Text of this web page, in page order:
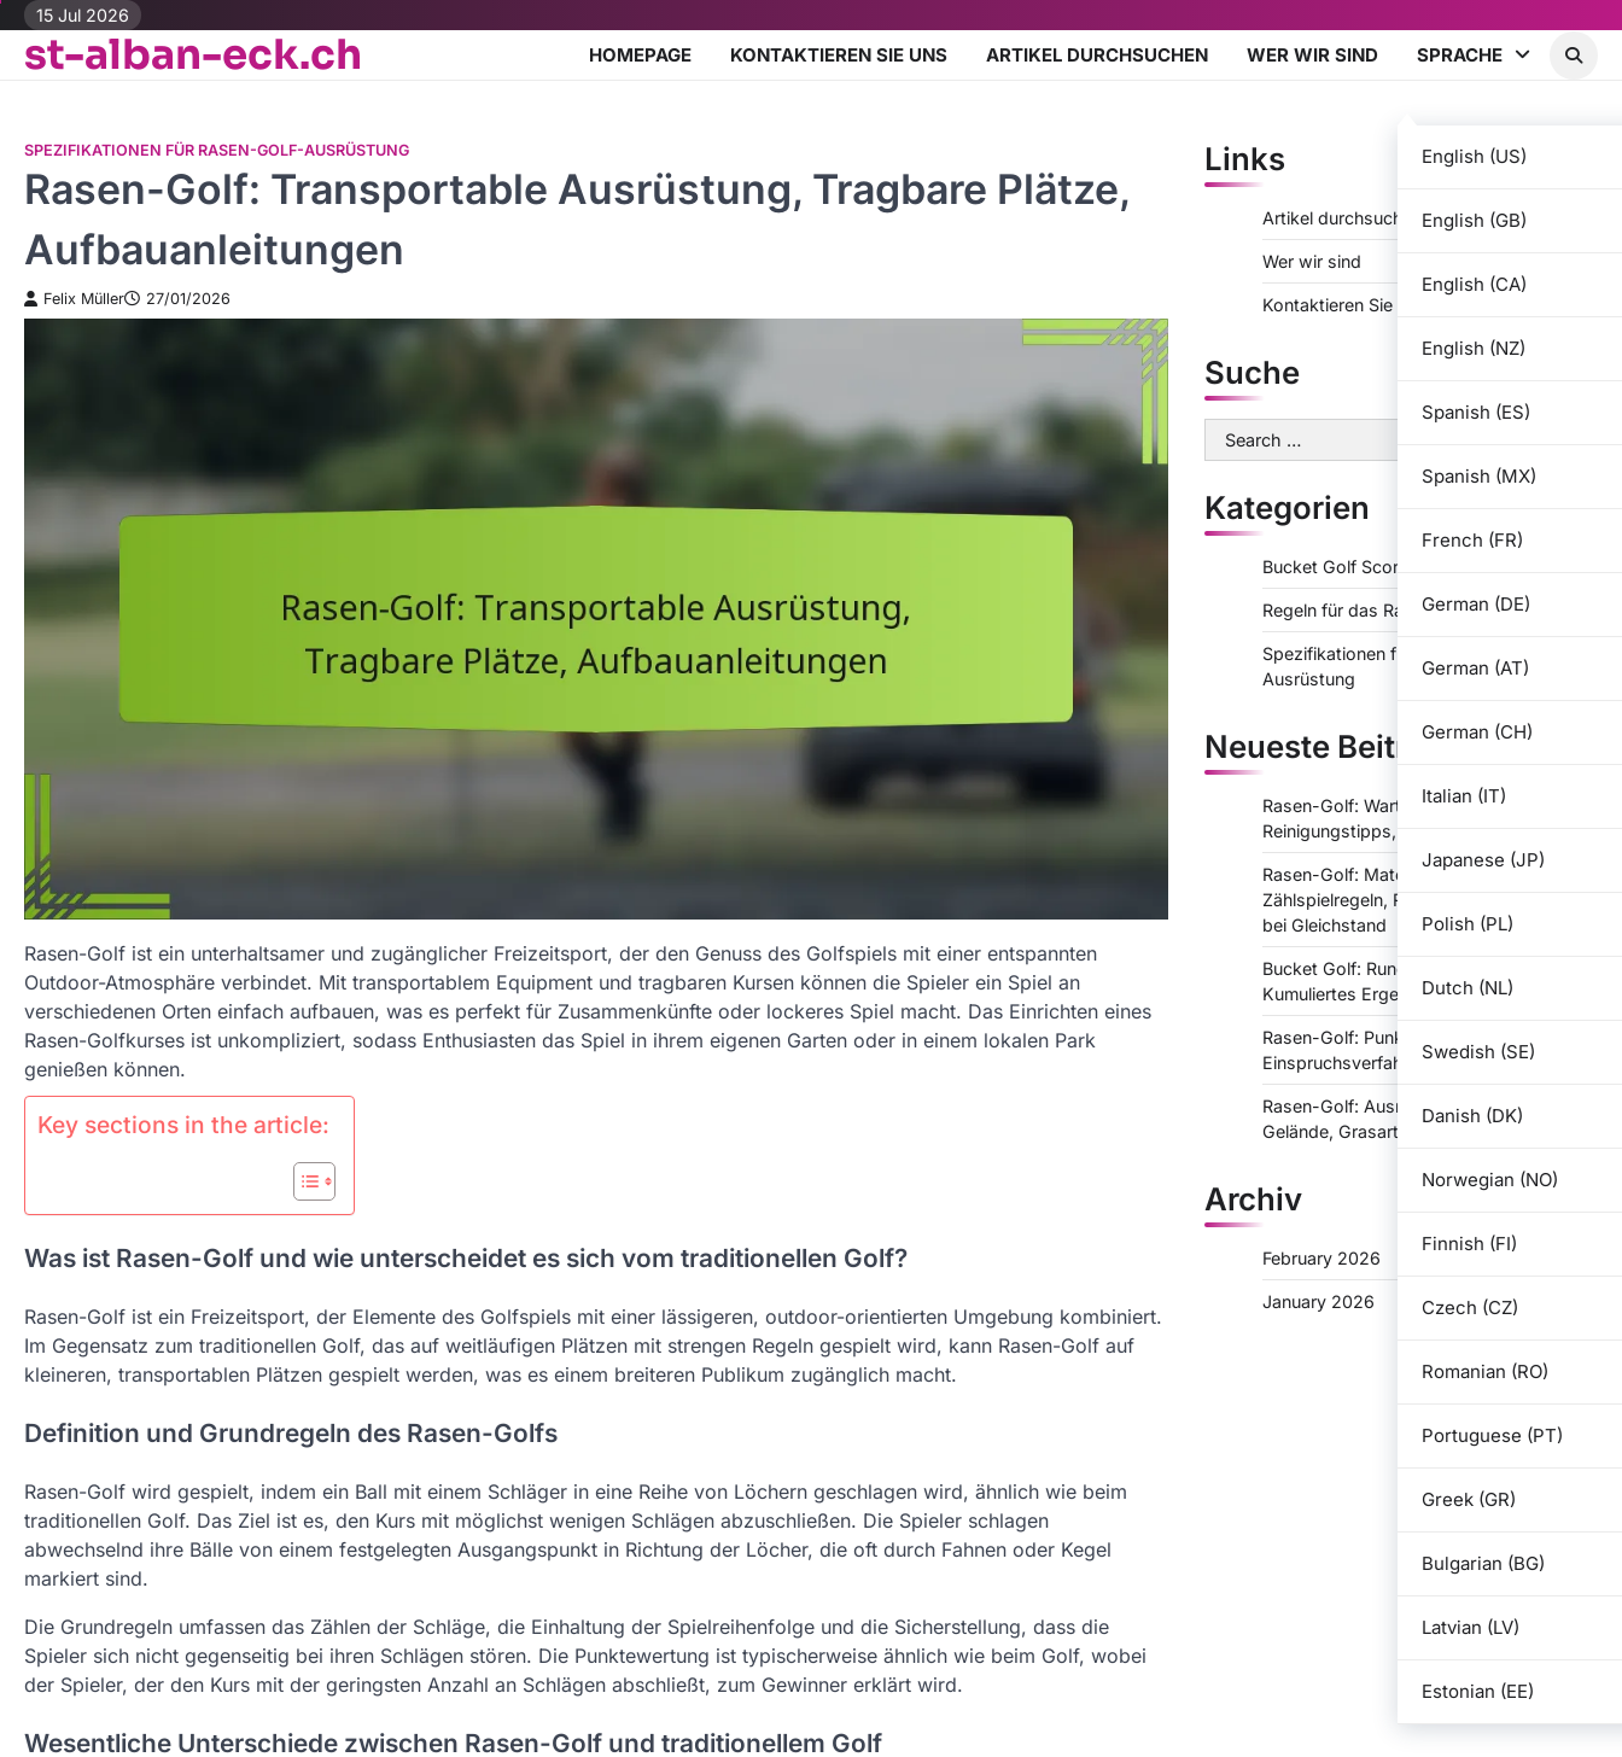
Skip
content
15 Jul 2026
st-alban-eck.ch HOMEPAGE KONTAKTIEREN SIE UNS ARTIKEL DURCHSUCHEN WER WIR SIND SPRACHE
English (US)
English (GB)
English (CA)
English (NZ)
Spanish (ES)
Spanish (MX)
French (FR)
German (DE)
German (AT)
German (CH)
Italian (IT)
Japanese (JP)
Polish (PL)
Dutch (NL)
Swedish (SE)
Danish (DK)
Norwegian (NO)
Finnish (FI)
Czech (CZ)
Romanian (RO)
Portuguese (PT)
Greek (GR)
Bulgarian (BG)
Latvian (LV)
Estonian (EE)
SPEZIFIKATIONEN FÜR RASEN-GOLF-AUSRÜSTUNG
Rasen-Golf: Transportable Ausrüstung, Tragbare Plätze,
Aufbauanleitungen
Felix Müller 27/01/2026
Rasen-Golf ist ein unterhaltsamer und zugänglicher Freizeitsport, der den Genuss des Golfspiels mit einer entspannten
Outdoor-Atmosphäre verbindet. Mit transportablem Equipment und tragbaren Kursen können die Spieler ein Spiel an
verschiedenen Orten einfach aufbauen, was es perfekt für Zusammenkünfte oder lockeres Spiel macht. Das Einrichten eines
Rasen-Golfkurses ist unkompliziert, sodass Enthusiasten das Spiel in ihrem eigenen Garten oder in einem lokalen Park
genießen können.
Key sections in the article:
Was ist Rasen-Golf und wie unterscheidet es sich vom traditionellen Golf?
Rasen-Golf ist ein Freizeitsport, der Elemente des Golfspiels mit einer lässigeren, outdoor-orientierten Umgebung kombiniert.
Im Gegensatz zum traditionellen Golf, das auf weitläufigen Plätzen mit strengen Regeln gespielt wird, kann Rasen-Golf auf
kleineren, transportablen Plätzen gespielt werden, was es einem breiteren Publikum zugänglich macht.
Definition und Grundregeln des Rasen-Golfs
Rasen-Golf wird gespielt, indem ein Ball mit einem Schläger in eine Reihe von Löchern geschlagen wird, ähnlich wie beim
traditionellen Golf. Das Ziel ist es, den Kurs mit möglichst wenigen Schlägen abzuschließen. Die Spieler schlagen
abwechselnd ihre Bälle von einem festgelegten Ausgangspunkt in Richtung der Löcher, die oft durch Fahnen oder Kegel
markiert sind.
Die Grundregeln umfassen das Zählen der Schläge, die Einhaltung der Spielreihenfolge und die Sicherstellung, dass die
Spieler sich nicht gegenseitig bei ihren Schlägen stören. Die Punktewertung ist typischerweise ähnlich wie beim Golf, wobei
der Spieler, der den Kurs mit der geringsten Anzahl an Schlägen abschließt, zum Gewinner erklärt wird.
Wesentliche Unterschiede zwischen Rasen-Golf und traditionellem Golf
Links
Artikel durchsuchen
Wer wir sind
Kontaktieren Sie uns
Suche
Search
for:
Kategorien
Bucket Golf Scoring Systeme
Regeln für das Rasengolfspiel
Spezifikationen für Rasen-Golf-
Ausrüstung
Neueste Beiträge
Rasen-Golf: Wartung der Ausrüstung,
Reinigungstipps, Lagerungsrichtlinien
Rasen-Golf: Matchspielregeln,
Zählspielregeln, Regeln zur Entscheidung
bei Gleichstand
Bucket Golf: Rundenergebnis,
Kumuliertes Ergebnis, Match-Ergebnis
Rasen-Golf: Punktestreitigkeiten,
Einspruchsverfahren, Schiedsrichterrollen
Rasen-Golf: Ausrüstung für verschiedene
Gelände, Grasarten, Wetterbedingungen
Archiv
February 2026
January 2026